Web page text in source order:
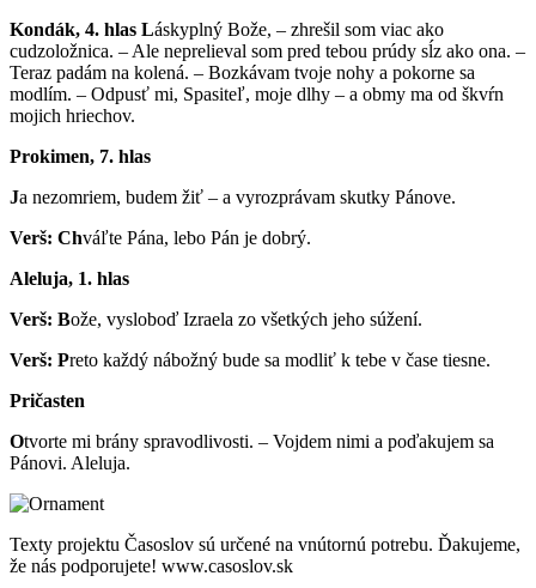
Kondák, 4. hlas Láskyplný Bože, – zhrešil som viac ako
cudzoložnica. – Ale neprelieval som pred tebou prúdy sĺz ako ona. –
Teraz padám na kolená. – Bozkávam tvoje nohy a pokorne sa
modlím. – Odpusť mi, Spasiteľ, moje dlhy – a obmy ma od škvŕn
mojich hriechov.
Prokimen, 7. hlas
Ja nezomriem, budem žiť – a vyrozprávam skutky Pánove.
Verš: Chváľte Pána, lebo Pán je dobrý.
Aleluja, 1. hlas
Verš: Bože, vysloboď Izraela zo všetkých jeho súžení.
Verš: Preto každý nábožný bude sa modliť k tebe v čase tiesne.
Pričasten
Otvorte mi brány spravodlivosti. – Vojdem nimi a poďakujem sa
Pánovi. Aleluja.
Texty projektu Časoslov sú určené na vnútornú potrebu. Ďakujeme,
že nás podporujete! www.casoslov.sk